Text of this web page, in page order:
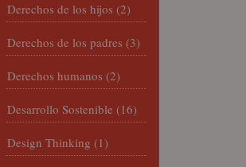
Derechos de los hijos (2)
Derechos de los padres (3)
Derechos humanos (2)
Desarrollo Sostenible (16)
Design Thinking (1)